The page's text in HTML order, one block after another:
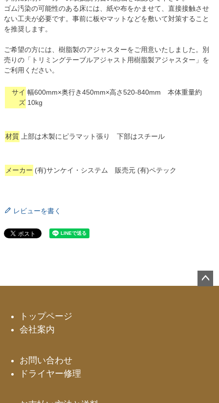
ゴム汚染の可能性のある床には、紙や布をかませて、直接接触させ
ない工夫が必要です。事前に板やマットなどを敷いて対策すること
を推奨します。
ご希望の方には、樹脂製のアジャスターをご用意いたしました。別
売りの「トリミングテーブルアジャスト用樹脂製アジャスター」を
ご利用ください。
サイ
ズ
幅600mm×奥行き450mm×高さ520-840mm 本体重量約
10kg
材質 上部は木製にピラマット張り 下部はスチール
メーカー (有)サンケイ・システム 販売元 (有)ペテック
レビューを書く
トップページ
会社案内
お問い合わせ
ドライヤー修理